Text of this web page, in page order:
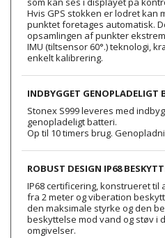
Hvis GPS stokken er lodret kan
punktet foretages automatisk.
opsamlingen af punkter
IMU (tiltsensor 60°.) teknologi,
enkelt kalibrering.
INDBYGGET GENOPLADELIGT
Stonex S999 leveres med
genopladeligt batteri.
Op til 10 timers brug.
ROBUST DESIGN IP68
IP68 certificering, konstrueret til
fra 2 meter og viberation
den maksimale styrke og den
beskyttelse mod vand og støv i
omgivelser.